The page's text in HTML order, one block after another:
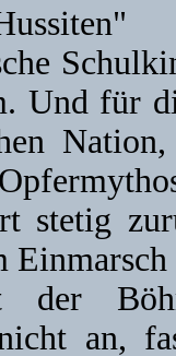
Und für
stetig
Einmarsch
der
an,